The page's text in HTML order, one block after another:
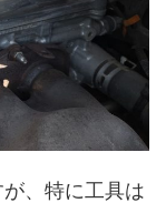
、特に工具は